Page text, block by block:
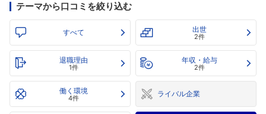
テーマから口コミを絞り込む
すべて 出世
2件
退職理由
1件
年収・給与
2件
働く環境
4件 ライバル企業